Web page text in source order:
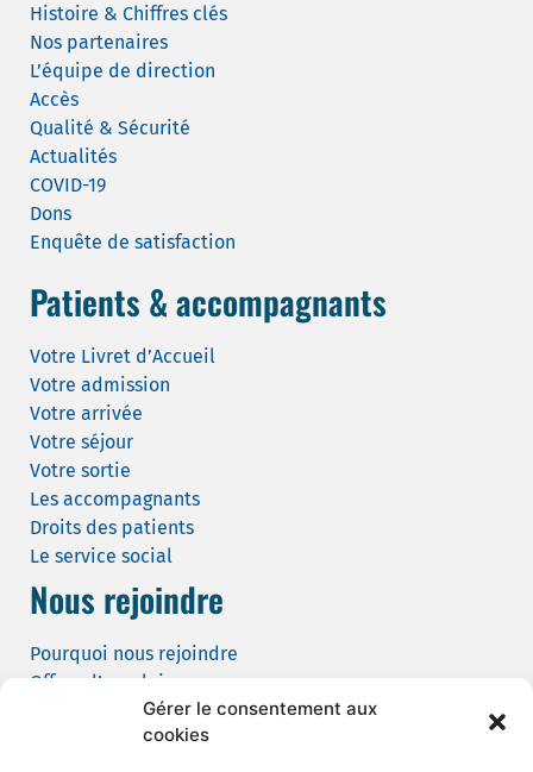
Gérer le consentement aux
cookies
Histoire & Chiffres clés
Nos partenaires
L’équipe de direction
Accès
Qualité & Sécurité
Actualités
COVID-19
Dons
Enquête de satisfaction
Patients & accompagnants
Votre Livret d’Accueil
Votre admission
Votre arrivée
Votre séjour
Votre sortie
Les accompagnants
Droits des patients
Le service social
Nous rejoindre
Pourquoi nous rejoindre
Offres d’emploi
Candidature spontanée
Demande de tournage